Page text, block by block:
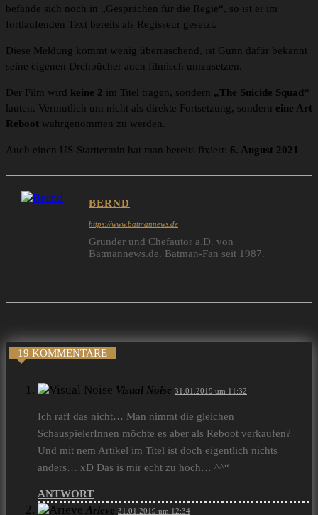
befände sich noch in „Gesprächen für die Regie“, so ist er im
fortlaufenden Text bereits als Regisseur gesetzt.
Diese Meldung kommt wenig überraschend, ist Gunn dafür bekannt
seine eigenen Drehbücher auch filmisch umzusetzen.
Der Film wird keine 2 im Titel tragen, sondern „The Suicide Squad“
lauten. Vermutlich um nicht als direkte Fortsetzung, sondern eine Art
Reboot wahrgenommen zu werden.
Auch einen US-Starttermin hat man bereits fixiert: 6. August 2021
BERND
https://www.batmannews.de
Gründer und Chefautor a.D. von
Batmannews.de. Batman-Fan seit 1987.
19 KOMMENTARE
Visual Noise 31.01.2019 um 11:32
Ich raff das nicht… Man nimmt die gleichen
SchauspielerInnen möchte es aber als Reboot verkaufen?
Und mit nem Artikel im Titel ist doch eigentlich nichts
anders… xD Das is mir echt zu hoch… ^^“
ANTWORT
Arieve 31.01.2019 um 12:34